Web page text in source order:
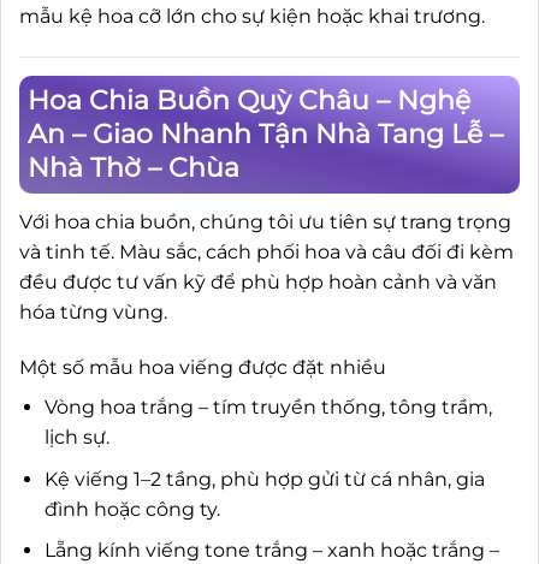
mẫu kệ hoa cỡ lớn cho sự kiện hoặc khai trương.
Hoa Chia Buồn Quỳ Châu – Nghệ
An – Giao Nhanh Tận Nhà Tang Lễ –
Nhà Thờ – Chùa
Với hoa chia buồn, chúng tôi ưu tiên sự trang trọng
và tinh tế. Màu sắc, cách phối hoa và câu đối đi kèm
đều được tư vấn kỹ để phù hợp hoàn cảnh và văn
hóa từng vùng.
Một số mẫu hoa viếng được đặt nhiều
Vòng hoa trắng – tím truyền thống, tông trầm,
lịch sự.
Kệ viếng 1–2 tầng, phù hợp gửi từ cá nhân, gia
đình hoặc công ty.
Lẵng kính viếng tone trắng – xanh hoặc trắng –